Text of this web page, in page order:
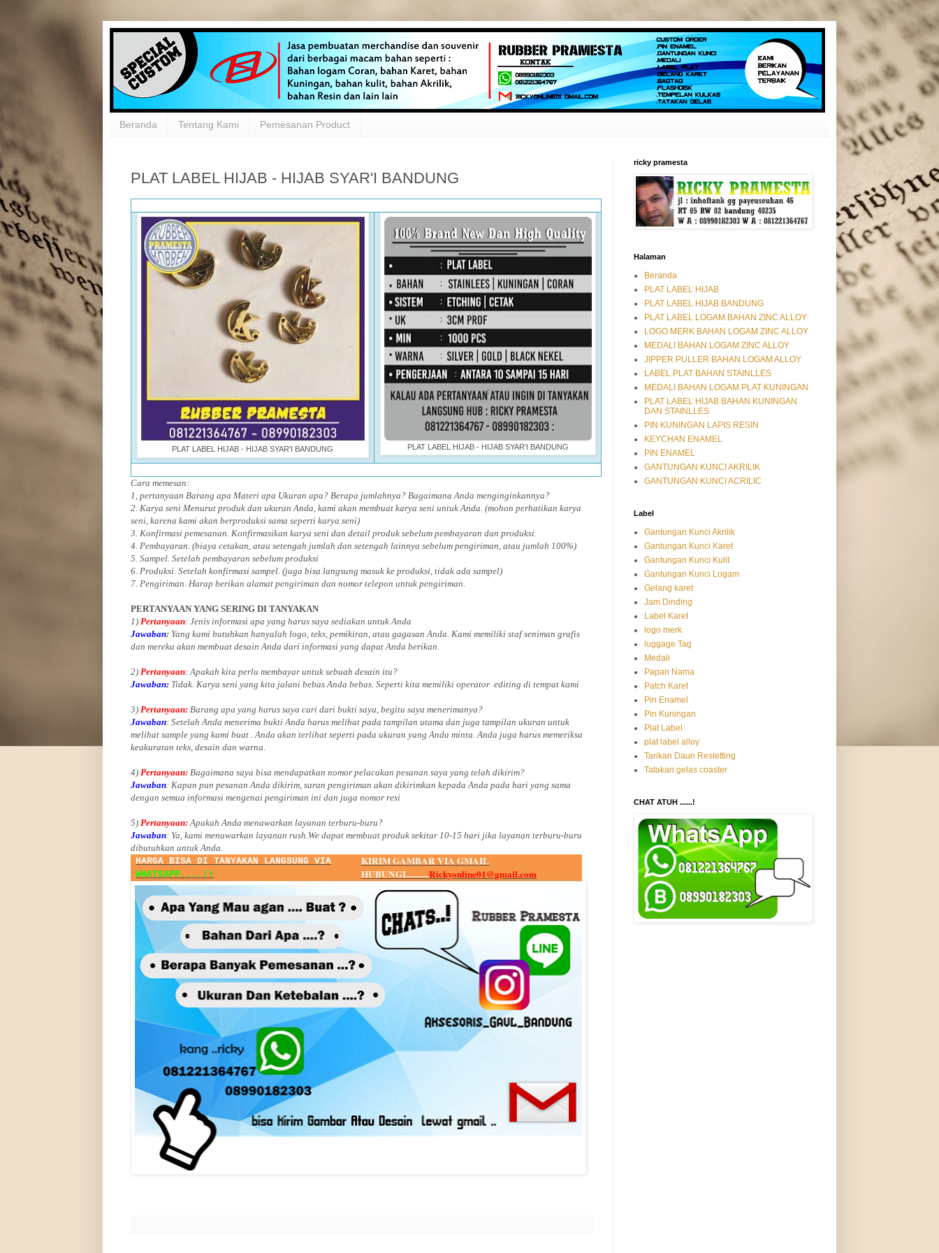
Beranda Tentang Kami Pemesanan Product
PLAT LABEL HIJAB - HIJAB SYAR'I BANDUNG
PLAT LABEL HIJAB - HIJAB SYAR'I BANDUNG PLAT LABEL HIJAB - HIJAB SYAR'I BANDUNG
Cara memesan:
1, pertanyaan Barang apa Materi apa Ukuran apa? Berapa jumlahnya? Bagaimana Anda menginginkannya?
2. Karya seni Menurut produk dan ukuran Anda, kami akan membuat karya seni untuk Anda. (mohon perhatikan karya
seni, karena kami akan berproduksi sama seperti karya seni)
3. Konfirmasi pemesanan. Konfirmasikan karya seni dan detail produk sebelum pembayaran dan produksi.
4. Pembayaran. (biaya cetakan, atau setengah jumlah dan setengah lainnya sebelum pengiriman, atau jumlah 100%)
5. Sampel. Setelah pembayaran sebelum produksi
6. Produksi. Setelah konfirmasi sampel. (juga bisa langsung masuk ke produksi, tidak ada sampel)
7. Pengiriman. Harap berikan alamat pengiriman dan nomor telepon untuk pengiriman.
PERTANYAAN YANG SERING DI TANYAKAN
1) Pertanyaan: Jenis informasi apa yang harus saya sediakan untuk Anda
Jawaban: Yang kami butuhkan hanyalah logo, teks, pemikiran, atau gagasan Anda. Kami memiliki staf seniman grafis
dan mereka akan membuat desain Anda dari informasi yang dapat Anda berikan.
2) Pertanyaan: Apakah kita perlu membayar untuk sebuah desain itu?
Jawaban: Tidak. Karya seni yang kita jalani bebas Anda bebas. Seperti kita memiliki operator editing di tempat kami
3) Pertanyaan: Barang apa yang harus saya cari dari bukti saya, begitu saya menerimanya?
Jawaban: Setelah Anda menerima bukti Anda harus melihat pada tampilan utama dan juga tampilan ukuran untuk
melihat sample yang kami buat . Anda akan terlihat seperti pada ukuran yang Anda minta. Anda juga harus memeriksa
keakuratan teks, desain dan warna.
4) Pertanyaan: Bagaimana saya bisa mendapatkan nomor pelacakan pesanan saya yang telah dikirim?
Jawaban: Kapan pun pesanan Anda dikirim, saran pengiriman akan dikirimkan kepada Anda pada hari yang sama
dengan semua informasi mengenai pengiriman ini dan juga nomor resi
5) Pertanyaan:Apakah Anda menawarkan layanan terburu-buru?
Jawaban: Ya, kami menawarkan layanan rush.We dapat membuat produk sekitar 10-15 hari jika layanan terburu-buru
dibutuhkan untuk Anda.
HARGA BISA DI TANYAKAN LANGSUNG VIA
WHATSAPP....!!
KIRIM GAMBAR VIA GMAIL
HUBUNGI...........Rickyonline01@gmail.com
ricky pramesta
Halaman
Beranda
PLAT LABEL HIJAB
PLAT LABEL HIJAB BANDUNG
PLAT LABEL LOGAM BAHAN ZINC ALLOY
LOGO MERK BAHAN LOGAM ZINC ALLOY
MEDALI BAHAN LOGAM ZINC ALLOY
JIPPER PULLER BAHAN LOGAM ALLOY
LABEL PLAT BAHAN STAINLLES
MEDALI BAHAN LOGAM PLAT KUNINGAN
PLAT LABEL HIJAB BAHAN KUNINGAN
DAN STAINLLES
PIN KUNINGAN LAPIS RESIN
KEYCHAN ENAMEL
PIN ENAMEL
GANTUNGAN KUNCI AKRILIK
GANTUNGAN KUNCI ACRILIC
Label
Gantungan Kunci Akrilik
Gantungan Kunci Karet
Gantungan Kunci Kulit
Gantungan Kunci Logam
Gelang karet
Jam Dinding
Label Karet
logo merk
luggage Tag
Medali
Papan Nama
Patch Karet
Pin Enamel
Pin Kuningan
Plat Label
plat label alloy
Tarikan Daun Resletting
Tatakan gelas coaster
CHAT ATUH ......!